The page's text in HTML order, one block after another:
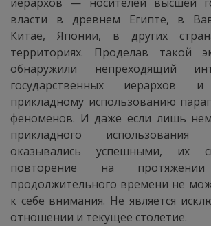
власти в древнем Египте, в
Китае, Японии, в других
территориях. Проделав такой
обнаружили непреходящий
государственных иерархов
прикладному использованию
феноменов. И даже если лишь
прикладного использования
оказывались успешными, их
повторение на протяжении
продолжительного времени не
к себе внимания. Не является
отношении и текущее столетие.